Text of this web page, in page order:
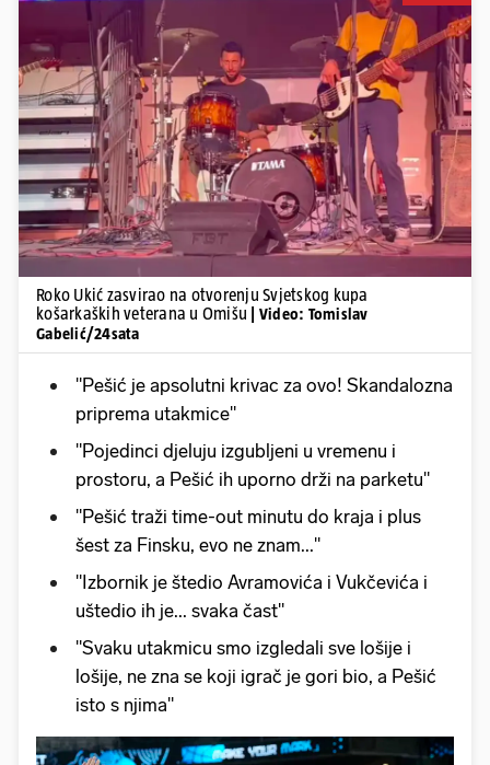
Pokretanje videa...
Roko Ukić zasvirao na otvorenju Svjetskog kupa
košarkaških veterana u Omišu
| Video: Tomislav
Gabelić/24sata
"Pešić je apsolutni krivac za ovo! Skandalozna
priprema utakmice"
"Pojedinci djeluju izgubljeni u vremenu i
prostoru, a Pešić ih uporno drži na parketu"
"Pešić traži time-out minutu do kraja i plus
šest za Finsku, evo ne znam..."
"Izbornik je štedio Avramovića i Vukčevića i
uštedio ih je... svaka čast"
"Svaku utakmicu smo izgledali sve lošije i
lošije, ne zna se koji igrač je gori bio, a Pešić
isto s njima"